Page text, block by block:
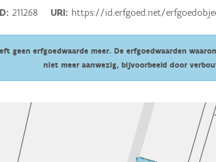
211268 URI https://id.erfgoed.net/
geen erfgoedwaarde meer. De erfgoedwaarden
niet meer aanwezig, bijvoorbeeld door